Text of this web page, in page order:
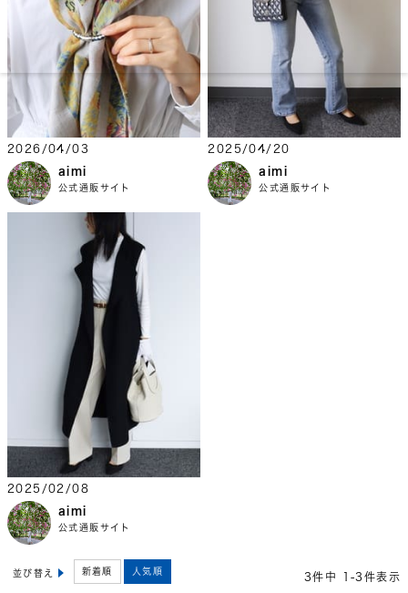
2026/04/03
aimi
公式通販サイト
2025/04/20
aimi
公式通販サイト
2025/02/08
aimi
公式通販サイト
並び替え 新着順 人気順 3件中 1 -3 件表示